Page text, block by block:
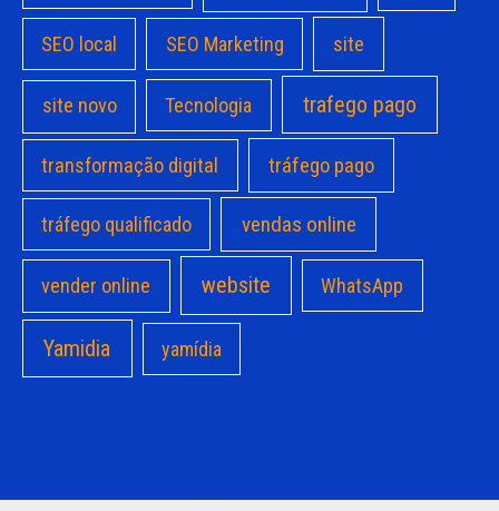
SEO local SEO Marketing site
site novo Tecnologia trafego pago
transformação digital tráfego pago
tráfego qualificado vendas online
vender online website WhatsApp
Yamidia yamídia